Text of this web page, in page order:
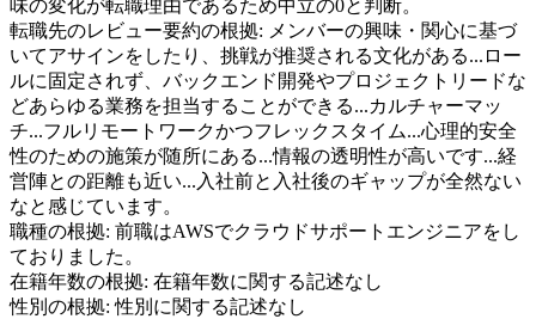
味の変化が転職理由であるため中立の0と判断。
転職先のレビュー要約の根拠: メンバーの興味・関心に基づ
いてアサインをしたり、挑戦が推奨される文化がある...ロー
ルに固定されず、バックエンド開発やプロジェクトリードな
どあらゆる業務を担当することができる...カルチャーマッ
チ...フルリモートワークかつフレックスタイム...心理的安全
性のための施策が随所にある...情報の透明性が高いです...経
営陣との距離も近い...入社前と入社後のギャップが全然ない
なと感じています。
職種の根拠: 前職はAWSでクラウドサポートエンジニアをし
ておりました。
在籍年数の根拠: 在籍年数に関する記述なし
性別の根拠:性別に関する記述なし